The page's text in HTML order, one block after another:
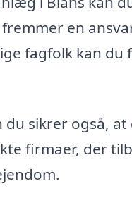
en
fagfolk kan du
sikrer også,
firmaer, der